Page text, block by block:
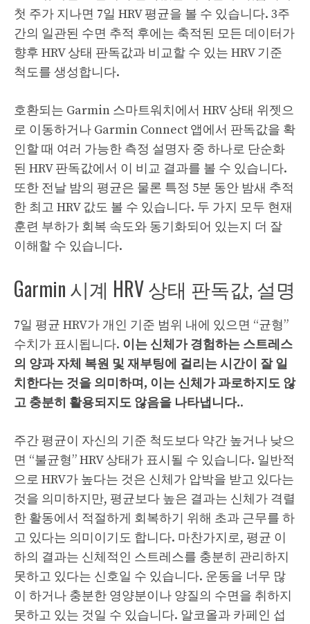
첫 주가 지나면 7일 HRV 평균을 볼 수 있습니다. 3주
간의 일관된 수면 추적 후에는 축적된 모든 데이터가
향후 HRV 상태 판독값과 비교할 수 있는 HRV 기준
척도를 생성합니다.
호환되는 Garmin 스마트워치에서 HRV 상태 위젯으
로 이동하거나 Garmin Connect 앱에서 판독값을 확
인할 때 여러 가능한 측정 설명자 중 하나로 단순화
된 HRV 판독값에서 이 비교 결과를 볼 수 있습니다.
또한 전날 밤의 평균은 물론 특정 5분 동안 밤새 추적
한 최고 HRV 값도 볼 수 있습니다. 두 가지 모두 현재
훈련 부하가 회복 속도와 동기화되어 있는지 더 잘
이해할 수 있습니다.
Garmin 시계 HRV 상태 판독값, 설명
7일 평균 HRV가 개인 기준 범위 내에 있으면 “균형”
수치가 표시됩니다. 이는 신체가 경험하는 스트레스
의 양과 자체 복원 및 재부팅에 걸리는 시간이 잘 일
치한다는 것을 의미하며, 이는 신체가 과로하지도 않
고 충분히 활용되지도 않음을 나타냅니다..
주간 평균이 자신의 기준 척도보다 약간 높거나 낮으
면 “불균형” HRV 상태가 표시될 수 있습니다. 일반적
으로 HRV가 높다는 것은 신체가 압박을 받고 있다는
것을 의미하지만, 평균보다 높은 결과는 신체가 격렬
한 활동에서 적절하게 회복하기 위해 초과 근무를 하
고 있다는 의미이기도 합니다. 마찬가지로, 평균 이
하의 결과는 신체적인 스트레스를 충분히 관리하지
못하고 있다는 신호일 수 있습니다. 운동을 너무 많
이 하거나 충분한 영양분이나 양질의 수면을 취하지
못하고 있는 것일 수 있습니다. 알코올과 카페인 섭